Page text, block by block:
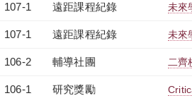
107-1 遠距課程紀錄 未來
107-1 遠距課程紀錄 未來
106-2 輔導社團 二齊
106-1 研究獎勵